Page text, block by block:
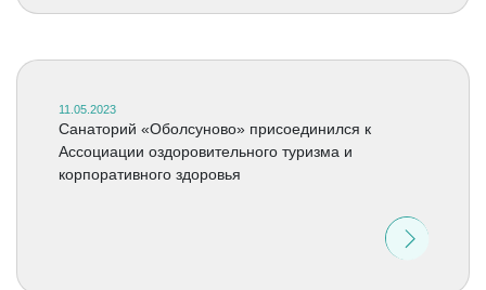
11.05.2023
Cанаторий «Оболсуново» присоединился к
Ассоциации оздоровительного туризма и
корпоративного здоровья